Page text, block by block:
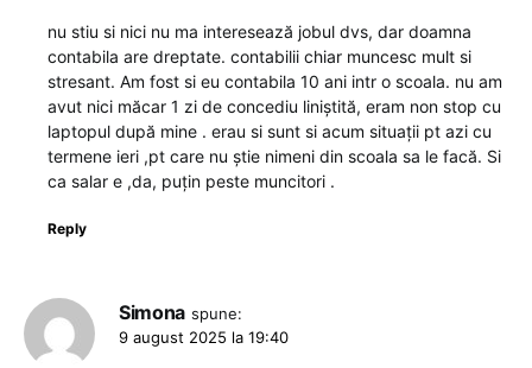
nu stiu si nici nu ma interesează jobul dvs, dar doamna
contabila are dreptate. contabilii chiar muncesc mult si
stresant. Am fost si eu contabila 10 ani intr o scoala. nu am
avut nici măcar 1 zi de concediu liniștită, eram non stop cu
laptopul după mine . erau si sunt si acum situații pt azi cu
termene ieri ,pt care nu știe nimeni din scoala sa le facă. Si
ca salar e ,da, puțin peste muncitori .
Reply
Simona spune:
9 august 2025 la 19:40